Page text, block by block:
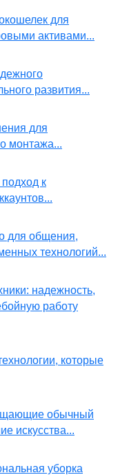
для
активами...
развития...
для
монтажа...
к
для общения,
технологий...
надежность,
работу
которые
обычный
искусства...
уборка